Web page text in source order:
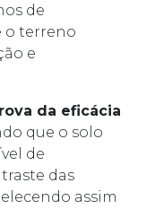
de
o terreno
e
da eficácia
que o solo
de
das
assim